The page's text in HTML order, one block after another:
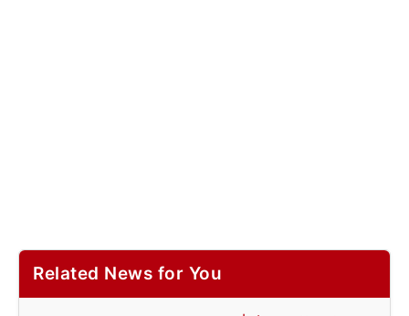
Related News for You